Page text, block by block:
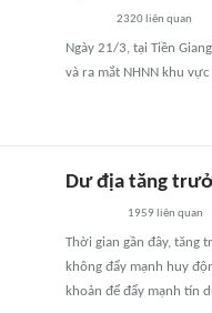
2320liên quan
Ngày 21/3, tại Tiền
và ra mắt NHNN khu
Dư địa tăng
1959 liên quan
Thời gian gần đây, tăng
không đẩy mạnh huy
khoản để đẩy mạnh tín